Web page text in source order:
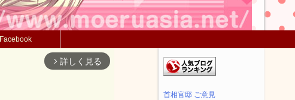
Facebook
arrow_forward_ios 詳しく見る
首相官邸 ご意見